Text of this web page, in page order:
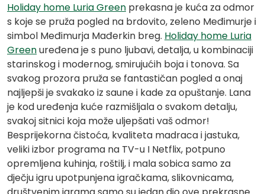
Holiday home Luria Green prekasna je kuća za odmor
s koje se pruža pogled na brdovito, zeleno Međimurje i
simbol Međimurja Mađerkin breg. Holiday home Luria
Greenuređena je s puno ljubavi, detalja, u kombinaciji
starinskog i modernog, smirujućih boja i tonova. Sa
svakog prozora pruža se fantastičan pogled a onaj
najljepši je svakako iz saune i kade za opuštanje. Lana
je kod uređenja kuće razmišljala o svakom detalju,
svakoj sitnici koja može uljepšati vaš odmor!
Besprijekorna čistoća, kvaliteta madraca i jastuka,
veliki izbor programa na TV-u I Netflix, potpuno
opremljena kuhinja, roštilj, i mala sobica samo za
dječju igru upotpunjena igračkama, slikovnicama,